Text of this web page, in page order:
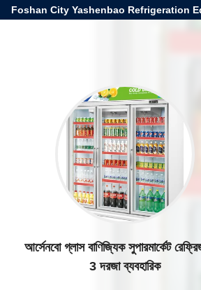
Foshan City Yashenbao Refrigeration
আর্সেনবো গ্লাস বাণিজ্যিক সুপারমার্কেট
3 দরজা ব্যবহারিক